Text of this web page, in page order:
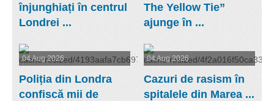
înjunghiați în centrul
Londrei ...
The Yellow Tie”
ajunge în ...
04 Aug 2026
Poliția din Londra
confiscă mii de
04 Aug 2026
Cazuri de rasism în
spitalele din Marea ...